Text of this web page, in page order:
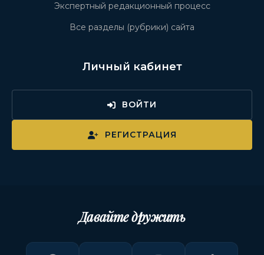
Экспертный редакционный процесс
Все разделы (рубрики) сайта
Личный кабинет
ВОЙТИ
РЕГИСТРАЦИЯ
Давайте дружить